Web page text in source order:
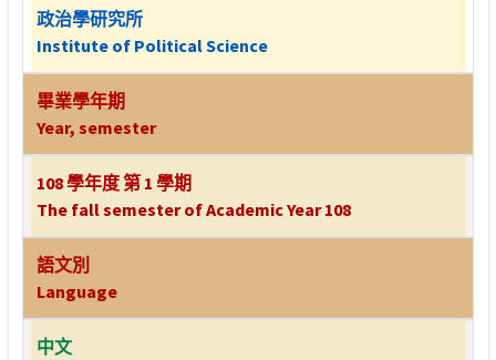
政治學研究所
Institute of Political Science
畢業學年期
Year, semester
108 學年度 第 1 學期
The fall semester of Academic Year 108
語文別
Language
中文